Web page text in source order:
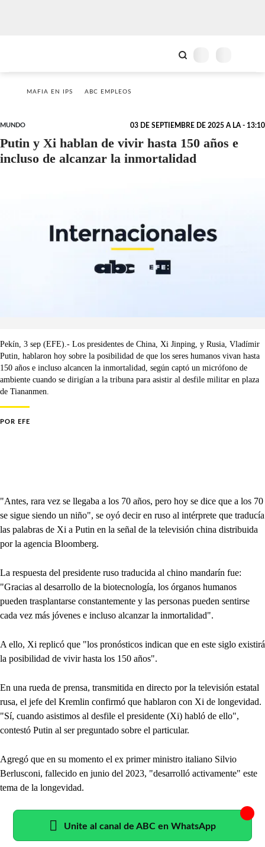
MAFIA EN IPS ABC EMPLEOS
MUNDO 03 DE SEPTIEMBRE DE 2025 A LA - 13:10
Putin y Xi hablan de vivir hasta 150 años e
incluso de alcanzar la inmortalidad
Pekín, 3 sep (EFE).- Los presidentes de China, Xi Jinping, y Rusia, Vladímir
Putin, hablaron hoy sobre la posibilidad de que los seres humanos vivan hasta
150 años e incluso alcancen la inmortalidad, según captó un micrófono de
ambiente cuando se dirigían a la tribuna para asistir al desfile militar en plaza
de Tiananmen.
POR EFE
"Antes, rara vez se llegaba a los 70 años, pero hoy se dice que a los 70
se sigue siendo un niño", se oyó decir en ruso al intérprete que traducía
las palabras de Xi a Putin en la señal de la televisión china distribuida
por la agencia Bloomberg.
La respuesta del presidente ruso traducida al chino mandarín fue:
"Gracias al desarrollo de la biotecnología, los órganos humanos
pueden trasplantarse constantemente y las personas pueden sentirse
cada vez más jóvenes e incluso alcanzar la inmortalidad".
A ello, Xi replicó que "los pronósticos indican que en este siglo existirá
la posibilidad de vivir hasta los 150 años".
En una rueda de prensa, transmitida en directo por la televisión estatal
rusa, el jefe del Kremlin confirmó que hablaron con Xi de longevidad.
"Sí, cuando asistimos al desfile el presidente (Xi) habló de ello",
contestó Putin al ser preguntado sobre el particular.
Agregó que en su momento el ex primer ministro italiano Silvio
Berlusconi, fallecido en junio del 2023, "desarrolló activamente" este
tema de la longevidad.
Unite al canal de ABC en WhatsApp